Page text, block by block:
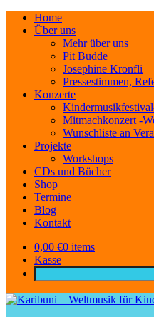
Home
Über uns
Mehr über uns
Pit Budde
Josephine Kronfli
Pressestimmen,
Konzerte
Mitmachkonzert -
Wunschliste an
Projekte
Workshops
CDs und Bücher
Shop
Termine
Blog
Kontakt
0,00 €0 items
Kasse